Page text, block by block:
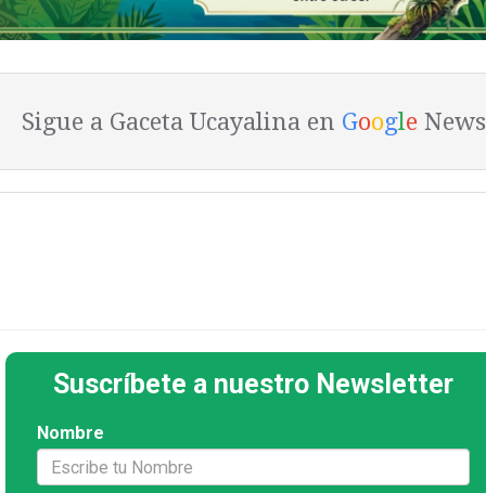
Sigue a Gaceta Ucayalina en GoogleNews
Suscríbete a nuestro Newsletter
Nombre